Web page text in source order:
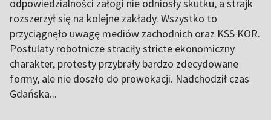
odpowiedzialności załogi nie odniosły skutku, a strajk
rozszerzył się na kolejne zakłady. Wszystko to
przyciągnęło uwagę mediów zachodnich oraz KSS KOR.
Postulaty robotnicze straciły stricte ekonomiczny
charakter, protesty przybrały bardzo zdecydowane
formy, ale nie doszło do prowokacji. Nadchodził czas
Gdańska...